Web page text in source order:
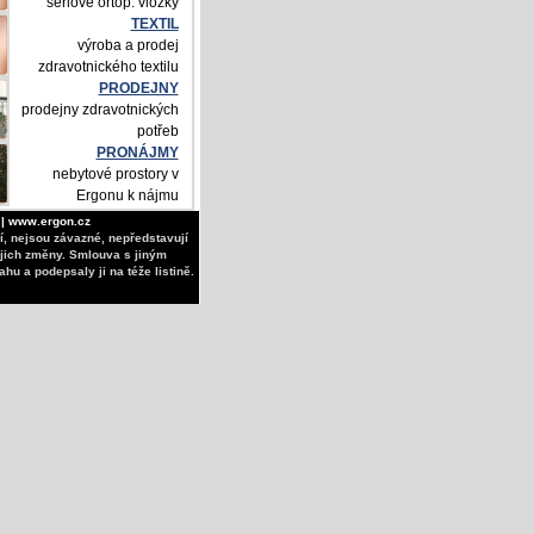
TEXTIL
výroba a prodej
zdravotnického textilu
PRODEJNY
prodejny zdravotnických
potřeb
PRONÁJMY
nebytové prostory v
Ergonu k nájmu
www.ergon.cz
nejsou závazné, nepředstavují
změny. Smlouva s jiným
a podepsaly ji na téže listině.